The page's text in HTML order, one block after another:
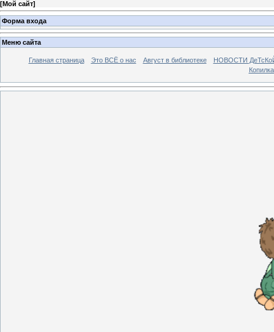
[Мой сайт]
Форма входа
Меню сайта
Главная страница Это ВСЁ о нас Август в библиотеке
НОВОСТИ